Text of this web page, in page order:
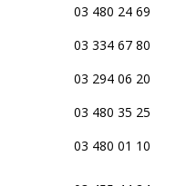
03 480 24 69
03 334 67 80
03 294 06 20
03 480 35 25
03 480 01 10